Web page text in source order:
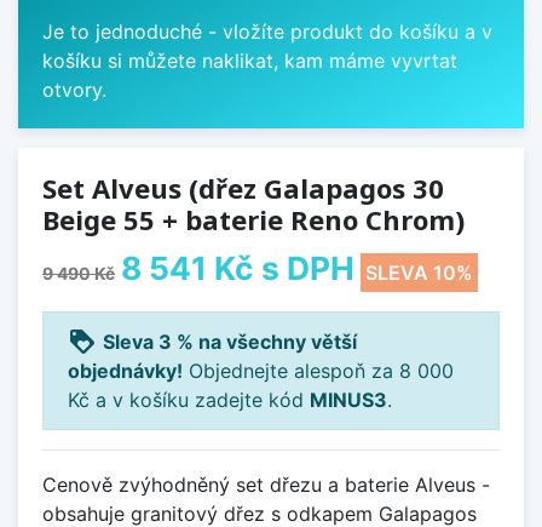
Je to jednoduché - vložíte produkt do košíku a v
košíku si můžete naklikat, kam máme vyvrtat
otvory.
Set Alveus (dřez Galapagos 30
Beige 55 + baterie Reno Chrom)
9 490 Kč 8 541 Kč s DPH SLEVA 10%
loyalty Sleva 3 % na všechny větší
objednávky! Objednejte alespoň za 8 000
Kč a v košíku zadejte kód MINUS3.
Cenově zvýhodněný set dřezu a baterie Alveus -
obsahuje granitový dřez s odkapem Galapagos